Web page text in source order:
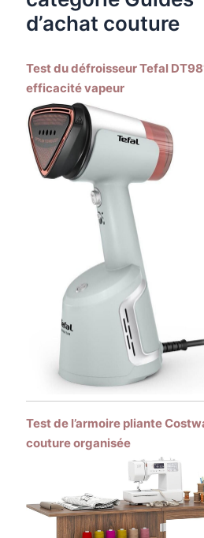
d’achat couture
Test du défroisseur Tefal
efficacité vapeur
Test de l’armoire pliante
couture organisée